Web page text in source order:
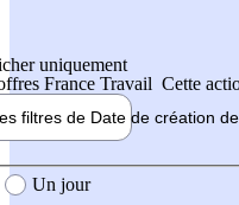
uniquement
France Travail Cette
filtres de Date de création
création de l'offre
Un jour